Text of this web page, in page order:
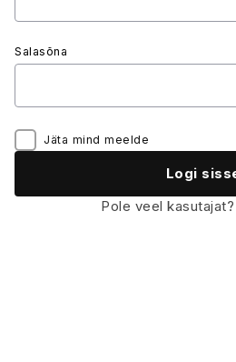
Salasõna
Jäta mind meelde
Pole veel kasutajat?